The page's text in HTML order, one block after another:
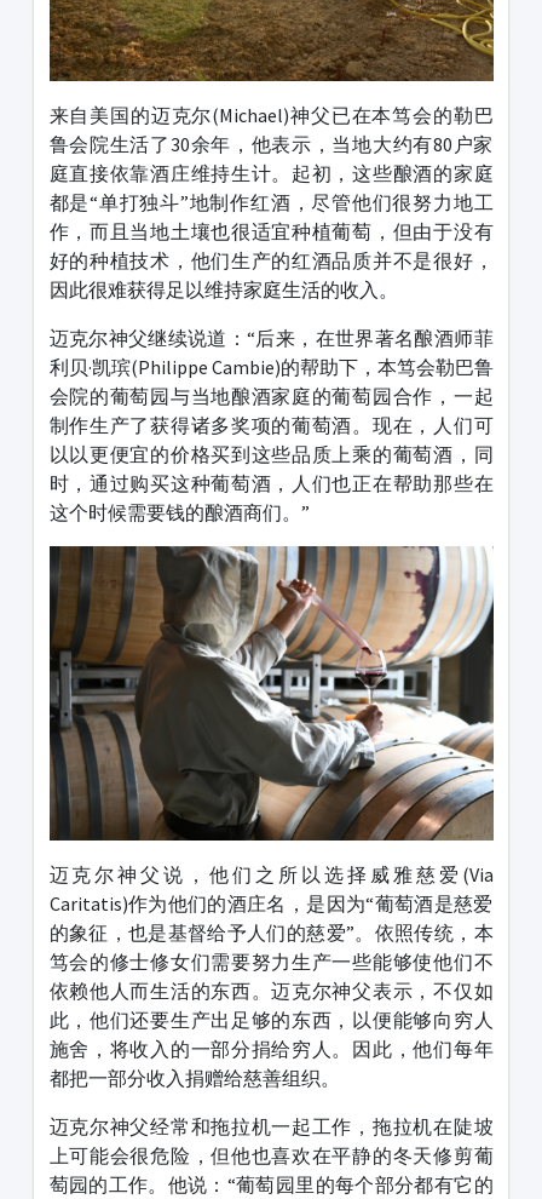
来自美国的迈克尔(Michael)神父已在本笃会的勒巴
鲁会院生活了30余年，他表示，当地大约有80户家
庭直接依靠酒庄维持生计。起初，这些酿酒的家庭
都是“单打独斗”地制作红酒，尽管他们很努力地工
作，而且当地土壤也很适宜种植葡萄，但由于没有
好的种植技术，他们生产的红酒品质并不是很好，
因此很难获得足以维持家庭生活的收入。
迈克尔神父继续说道：“后来，在世界著名酿酒师菲
利贝·凯瑸(Philippe Cambie)的帮助下，本笃会勒巴鲁
会院的葡萄园与当地酿酒家庭的葡萄园合作，一起
制作生产了获得诸多奖项的葡萄酒。现在，人们可
以以更便宜的价格买到这些品质上乘的葡萄酒，同
时，通过购买这种葡萄酒，人们也正在帮助那些在
这个时候需要钱的酿酒商们。”
迈克尔神父说，他们之所以选择威雅慈爱(Via
Caritatis)作为他们的酒庄名，是因为“葡萄酒是慈爱
的象征，也是基督给予人们的慈爱”。依照传统，本
笃会的修士修女们需要努力生产一些能够使他们不
依赖他人而生活的东西。迈克尔神父表示，不仅如
此，他们还要生产出足够的东西，以便能够向穷人
施舍，将收入的一部分捐给穷人。因此，他们每年
都把一部分收入捐赠给慈善组织。
迈克尔神父经常和拖拉机一起工作，拖拉机在陡坡
上可能会很危险，但他也喜欢在平静的冬天修剪葡
萄园的工作。他说：“葡萄园里的每个部分都有它的